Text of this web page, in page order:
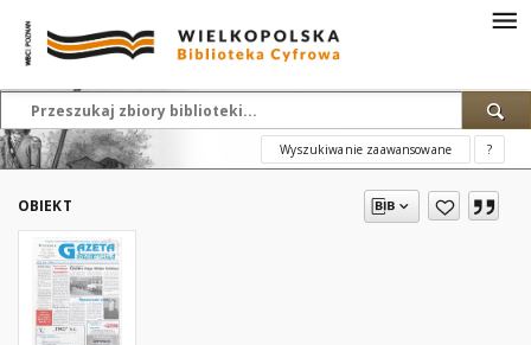
Wyszukiwanie zaawansowane ?
OBIEKT